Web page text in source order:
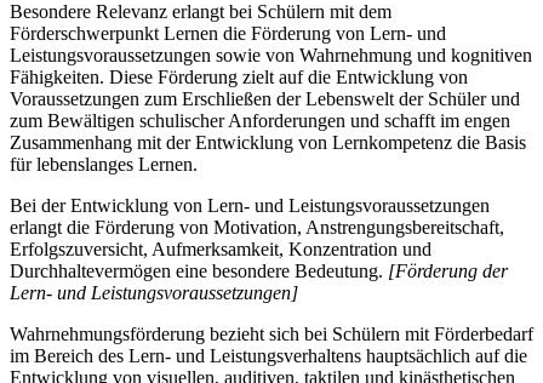
Besondere Relevanz erlangt bei Schülern mit dem
Förderschwerpunkt Lernen die Förderung von Lern- und
Leistungsvoraussetzungen sowie von Wahrnehmung und kognitiven
Fähigkeiten. Diese Förderung zielt auf die Entwicklung von
Voraussetzungen zum Erschließen der Lebenswelt der Schüler und
zum Bewältigen schulischer Anforderungen und schafft im engen
Zusammenhang mit der Entwicklung von Lernkompetenz die Basis
für lebenslanges Lernen.
Bei der Entwicklung von Lern- und Leistungsvoraussetzungen
erlangt die Förderung von Motivation, Anstrengungsbereitschaft,
Erfolgszuversicht, Aufmerksamkeit, Konzentration und
Durchhaltevermögen eine besondere Bedeutung. [Förderung der
Lern- und Leistungsvoraussetzungen]
Wahrnehmungsförderung bezieht sich bei Schülern mit Förderbedarf
im Bereich des Lern- und Leistungsverhaltens hauptsächlich auf die
Entwicklung von visuellen, auditiven, taktilen und kinästhetischen